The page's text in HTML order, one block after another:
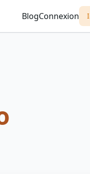
BlogConnexion